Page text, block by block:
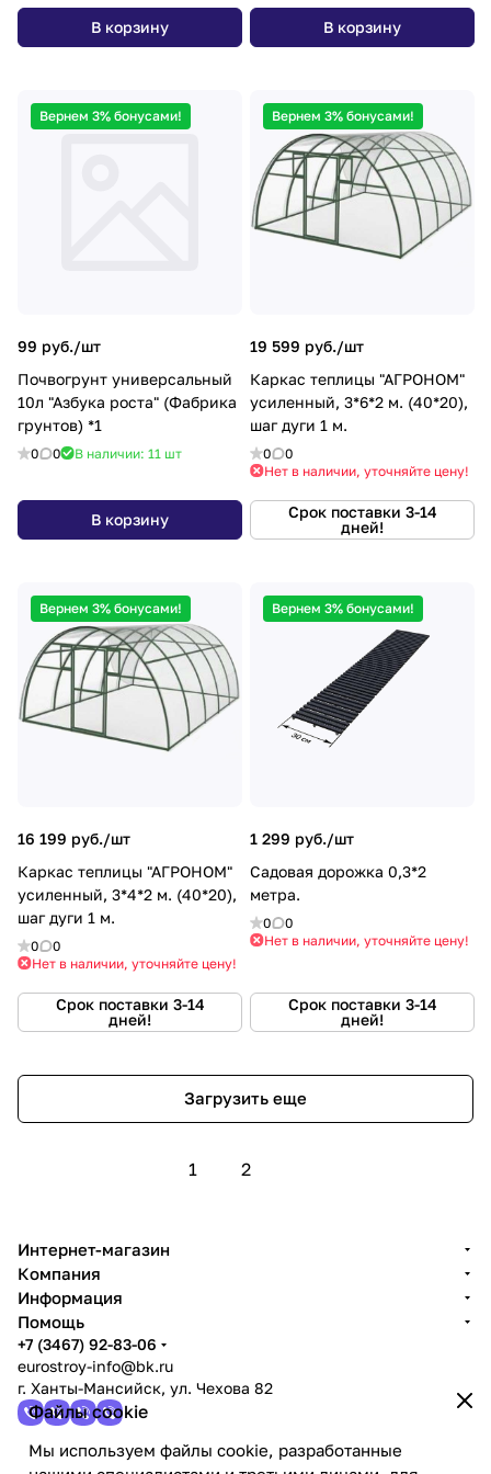
В корзину В корзину
Вернем 3% бонусами!
99 руб./шт
Почвогрунт универсальный
10л "Азбука роста" (Фабрика
грунтов) *1
0 0 В наличии: 11 шт
В корзину
Вернем 3% бонусами!
19 599 руб./шт
Каркас теплицы "АГРОНОМ"
усиленный, 3*6*2 м. (40*20),
шаг дуги 1 м.
0
0
Нет в наличии, уточняйте цену!
Срок поставки 3-14
дней!
Вернем 3% бонусами!
16 199 руб./шт
Каркас теплицы "АГРОНОМ"
усиленный, 3*4*2 м. (40*20),
шаг дуги 1 м.
0
0
Нет в наличии, уточняйте цену!
Срок поставки 3-14
дней!
Вернем 3% бонусами!
1 299 руб./шт
Садовая дорожка 0,3*2
метра.
0
0
Нет в наличии, уточняйте цену!
Срок поставки 3-14
дней!
Загрузить еще
1 2
Файлы cookie
Мы используем файлы cookie, разработанные
Интернет-магазин
Компания
Информация
Помощь
+7 (3467) 92-83-06
eurostroy-info@bk.ru
г. Ханты-Мансийск, ул. Чехова 82